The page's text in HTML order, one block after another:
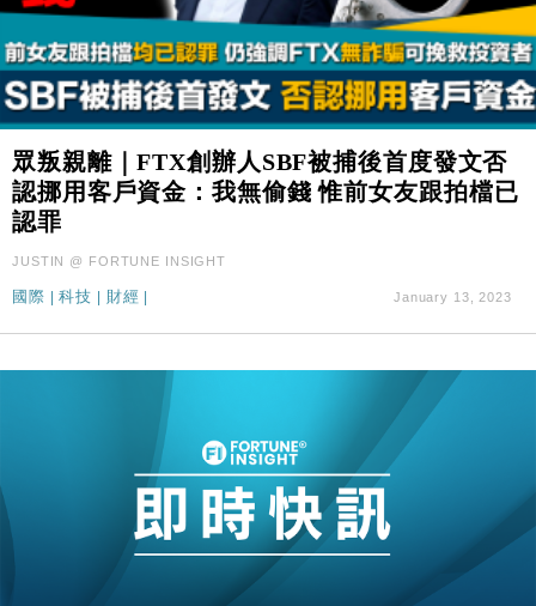
眾叛親離｜FTX創辦人SBF被捕後首度發文否
認挪用客戶資金：我無偷錢 惟前女友跟拍檔已
認罪
JUSTIN @ FORTUNE INSIGHT
國際 |科技 財經 January 13, 2023